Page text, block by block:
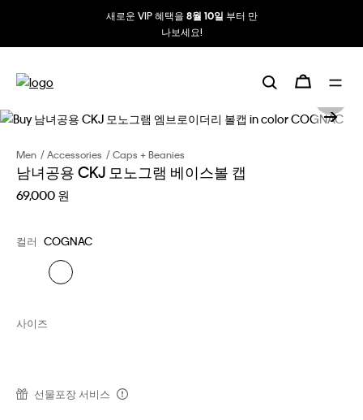
새로운 VIP 혜택을 8월 10일 부터 만
나보세요!
Men Accessories Caps + Beanies
남녀공용 CKJ 모노그램 베이스볼 캡
69,000 원
컬러 COGNAC
사이즈
선물포장 서비스